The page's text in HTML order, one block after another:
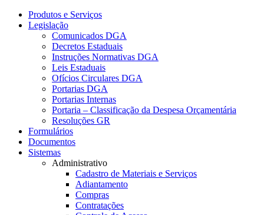
Produtos e Serviços
Legislação
Comunicados DGA
Decretos Estaduais
Instruções Normativas DGA
Leis Estaduais
Ofícios Circulares DGA
Portarias DGA
Portarias Internas
Portaria – Classificação da Despesa Orçamentária
Resoluções GR
Formulários
Documentos
Sistemas
Administrativo
Cadastro de Materiais e Serviços
Adiantamento
Compras
Contratações